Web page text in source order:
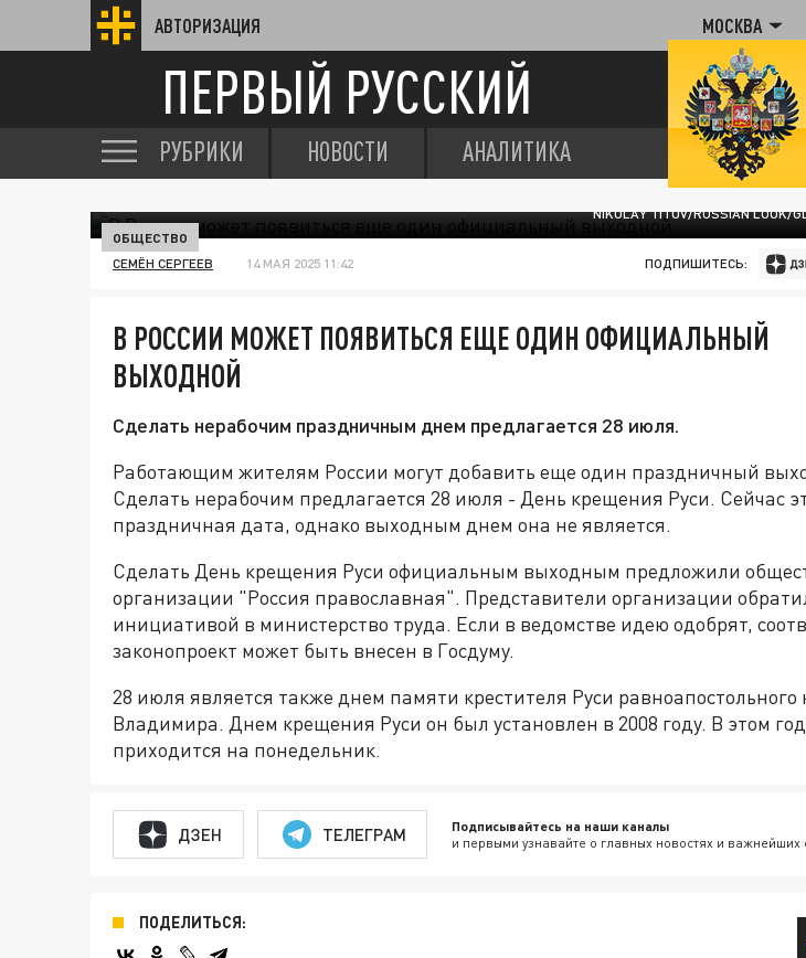
АВТОРИЗАЦИЯ МОСКВА
ПЕРВЫЙ РУССКИЙ
РУБРИКИ НОВОСТИ АНАЛИТИКА
NIKOLAY TITOV/RUSSIAN LOOK/
ОБЩЕСТВО
СЕМЁН СЕРГЕЕВ 14 МАЯ 2025 11:42 ПОДПИШИТЕСЬ:
В РОССИИ МОЖЕТ ПОЯВИТЬСЯ ЕЩЕ ОДИН ОФИЦИАЛЬНЫЙ
ВЫХОДНОЙ
Сделать нерабочим праздничным днем предлагается 28 июля.
Работающим жителям России могут добавить еще один праздничный
Сделать нерабочим предлагается 28 июля - День крещения Руси. Сейчас
праздничная дата, однако выходным днем она не является.
Сделать День крещения Руси официальным выходным предложили
организации "Россия православная". Представители организации
инициативой в министерство труда. Если в ведомстве идею одобрят,
законопроект может быть внесен в Госдуму.
28 июля является также днем памяти крестителя Руси равноапостольного
Владимира. Днем крещения Руси он был установлен в 2008 году. В этом
приходится на понедельник.
ДЗЕН ТЕЛЕГРАМ Подписывайтесь на наши каналы
и первыми узнавайте о главных новостях и важнейших
ПОДЕЛИТЬСЯ: